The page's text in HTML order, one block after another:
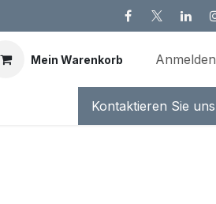
Mein Warenkorb Anmelden
Kontaktieren Sie uns